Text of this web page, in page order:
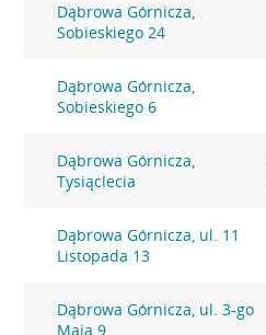
Dąbrowa Górnicza,
Sobieskiego 24
Dąbrowa Górnicza,
Sobieskiego 6
Dąbrowa Górnicza,
Tysiąclecia
Dąbrowa Górnicza, ul. 11
Listopada 13
Dąbrowa Górnicza, ul. 3-go
Maja 9